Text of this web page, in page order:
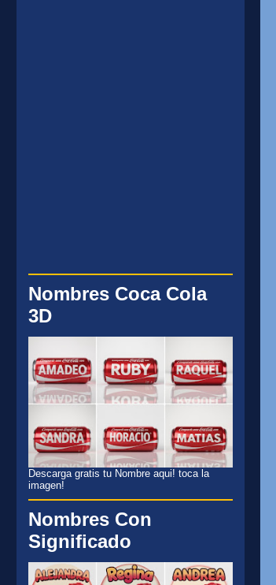
Nombres Coca Cola
3D
Descarga gratis tu Nombre aqui! toca la
imagen!
Nombres Con
Significado